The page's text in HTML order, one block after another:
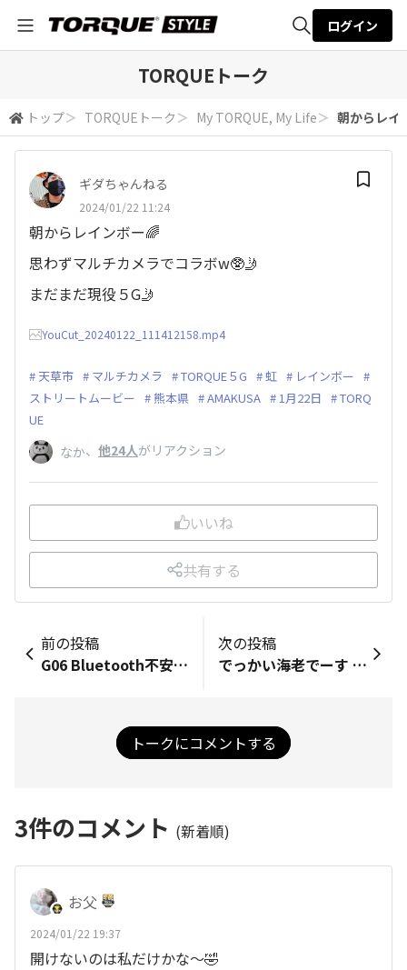
検索
ログイン
TORQUEトーク
トップ＞ TORQUEトーク ＞ My TORQUE, My Life＞ 朝からレイ
ギダちゃんねる
2024/01/22 11:24
朝からレインボー🌈
思わずマルチカメラでコラボw🥸🤳
まだまだ現役５G🤳
YouCut_20240122_111412158.mp4
天草市 マルチカメラ TORQUE５G 虹
レインボー
ストリートムービー
熊本県 AMAKUSA 1月22日
TORQ
UE
なか、 他24人がリアクション
いいね
共有する
前の投稿
G06 Bluetooth不安定 接続中ある程度時間が経つとノイズ発生しだして、しまいには、通話相手の声が完全にボーカロイド 先に世に出した商品を優先して、修正パッチを作ってくれ 仕事で全く使い物にならない 以上
次の投稿
でっかい海老でーす 動画投稿してみました サイズ6M位ですのでWiFiお勧めします ブラウザでダウンロードが必要です
トークにコメントする
3件のコメント (新着順)
お父
2024/01/22 19:37
開けないのは私だけかな～🤣